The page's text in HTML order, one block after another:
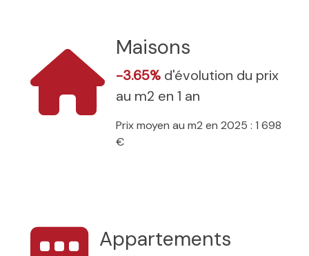
Maisons
-3.65% d'évolution du prix
au m2 en 1 an
Prix moyen au m2 en 2025 : 1 698
€
Appartements